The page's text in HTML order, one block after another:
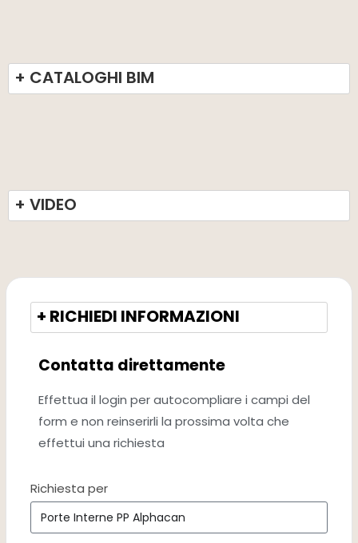
+ CATALOGHI BIM
+ VIDEO
+ RICHIEDI INFORMAZIONI
Contatta direttamente
Effettua il login per autocompliare i campi del
form e non reinserirli la prossima volta che
effettui una richiesta
Richiesta per